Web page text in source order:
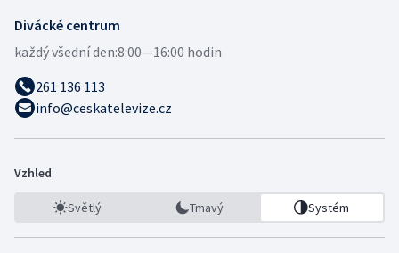
Divácké centrum
každý všední den:8:00—16:00 hodin
261 136 113
info@ceskatelevize.cz
Vzhled
Světlý Tmavý Systém